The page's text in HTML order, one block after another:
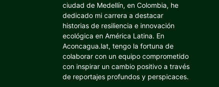
ciudad de Medellín, en Colombia, he
dedicado mi carrera a destacar
historias de resiliencia e innovación
ecológica en América Latina. En
Aconcagua.lat, tengo la fortuna de
colaborar con un equipo comprometido
con inspirar un cambio positivo a través
de reportajes profundos y perspicaces.